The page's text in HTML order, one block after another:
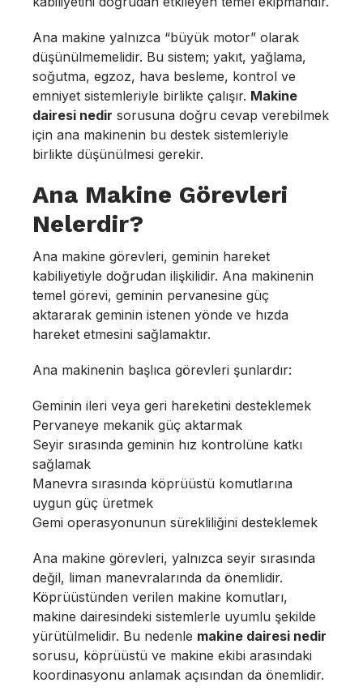
Ana makine yalnızca “büyük motor” olarak
düşünülmemelidir. Bu sistem; yakıt, yağlama,
soğutma, egzoz, hava besleme, kontrol ve
emniyet sistemleriyle birlikte çalışır. Makine
dairesi nedir sorusuna doğru cevap verebilmek
için ana makinenin bu destek sistemleriyle
birlikte düşünülmesi gerekir.
Ana Makine Görevleri
Nelerdir?
Ana makine görevleri, geminin hareket
kabiliyetiyle doğrudan ilişkilidir. Ana makinenin
temel görevi, geminin pervanesine güç
aktararak geminin istenen yönde ve hızda
hareket etmesini sağlamaktır.
Ana makinenin başlıca görevleri şunlardır:
Geminin ileri veya geri hareketini desteklemek
Pervaneye mekanik güç aktarmak
Seyir sırasında geminin hız kontrolüne katkı
sağlamak
Manevra sırasında köprüüstü komutlarına
uygun güç üretmek
Gemi operasyonunun sürekliliğini desteklemek
Ana makine görevleri, yalnızca seyir sırasında
değil, liman manevralarında da önemlidir.
Köprüüstünden verilen makine komutları,
makine dairesindeki sistemlerle uyumlu şekilde
yürütülmelidir. Bu nedenle makine dairesi nedir
sorusu, köprüüstü ve makine ekibi arasındaki
koordinasyonu anlamak açısından da önemlidir.